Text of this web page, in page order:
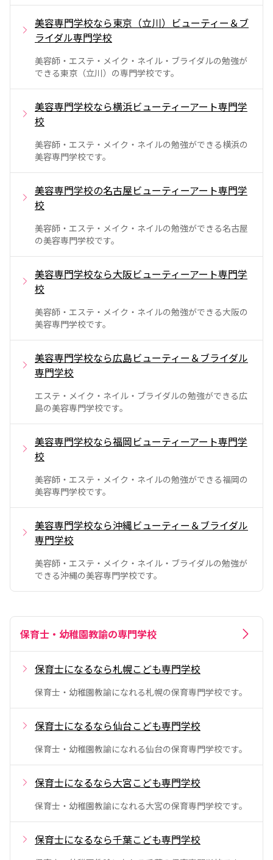
美容専門学校なら東京（立川）ビューティー＆ブ
ライダル専門学校
美容師・エステ・メイク・ネイル・ブライダルの勉強が
できる東京（立川）の専門学校です。
美容専門学校なら横浜ビューティーアート専門学
校
美容師・エステ・メイク・ネイルの勉強ができる横浜の
美容専門学校です。
美容専門学校の名古屋ビューティーアート専門学
校
美容師・エステ・メイク・ネイルの勉強ができる名古屋
の美容専門学校です。
美容専門学校なら大阪ビューティーアート専門学
校
美容師・エステ・メイク・ネイルの勉強ができる大阪の
美容専門学校です。
美容専門学校なら広島ビューティー＆ブライダル
専門学校
エステ・メイク・ネイル・ブライダルの勉強ができる広
島の美容専門学校です。
美容専門学校なら福岡ビューティーアート専門学
校
美容師・エステ・メイク・ネイルの勉強ができる福岡の
美容専門学校です。
美容専門学校なら沖縄ビューティー＆ブライダル
専門学校
美容師・エステ・メイク・ネイル・ブライダルの勉強が
できる沖縄の美容専門学校です。
保育士・幼稚園教諭の専門学校
保育士になるなら札幌こども専門学校
保育士・幼稚園教諭になれる札幌の保育専門学校です。
保育士になるなら仙台こども専門学校
保育士・幼稚園教諭になれる仙台の保育専門学校です。
保育士になるなら大宮こども専門学校
保育士・幼稚園教諭になれる大宮の保育専門学校です。
保育士になるなら千葉こども専門学校